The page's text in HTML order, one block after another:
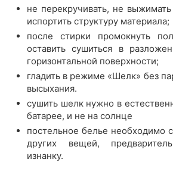
не перекручивать, не
испортить структуру материала;
после стирки промокнуть
оставить сушиться в
горизонтальной поверхности;
гладить в режиме «Шелк» без
высыхания.
сушить шелк нужно в
батарее, и не на солнце
постельное белье необходимо
других вещей,
изнанку.